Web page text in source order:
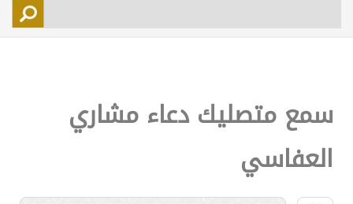
اتصل بنا
سمع متصليك دعاء مشاري
العفاسي